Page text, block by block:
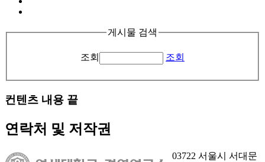
게시물 검색
조회 조회
컨텐츠 내용 끝
연락처 및 저작권
03722 서울시 서대문